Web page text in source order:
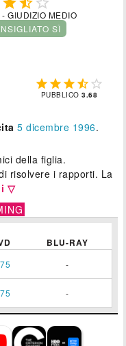
- GIUDIZIO MEDIO
SÌ
    
PUBBLICO3.68
5 dicembre 1996.
della figlia.
risolvere i rapporti. La
▽
BLU-RAY
-
-